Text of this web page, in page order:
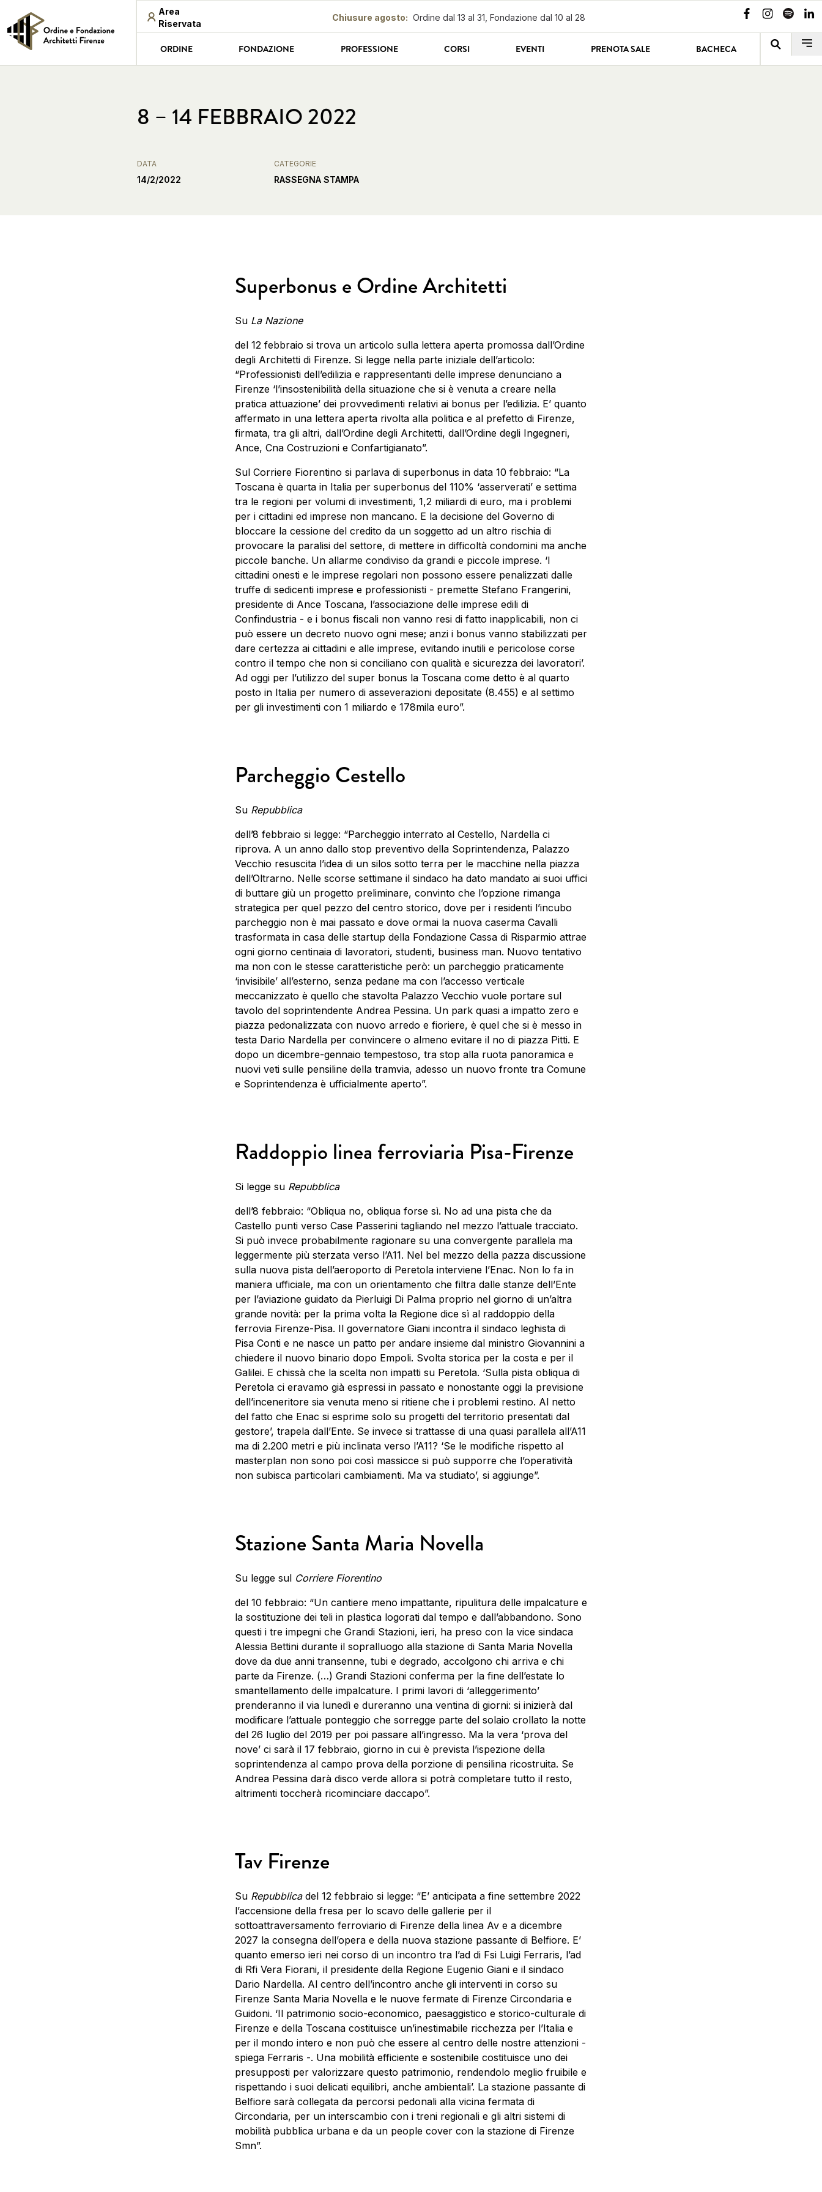
Area
Riservata
Chiusure agosto: Ordine dal 13 al 31, Fondazione dal 10 al 28
ORDINE FONDAZIONE PROFESSIONE CORSI EVENTI PRENOTA SALE BACHECA
8 – 14 FEBBRAIO 2022
DATA
14/2/2022
CATEGORIE
RASSEGNA STAMPA
Superbonus e Ordine Architetti
Su La Nazione
del 12 febbraio si trova un articolo sulla lettera aperta promossa dall’Ordine
degli Architetti di Firenze. Si legge nella parte iniziale dell’articolo:
“Professionisti dell’edilizia e rappresentanti delle imprese denunciano a
Firenze ‘l’insostenibilità della situazione che si è venuta a creare nella
pratica attuazione’ dei provvedimenti relativi ai bonus per l’edilizia. E’ quanto
affermato in una lettera aperta rivolta alla politica e al prefetto di Firenze,
firmata, tra gli altri, dall’Ordine degli Architetti, dall’Ordine degli Ingegneri,
Ance, Cna Costruzioni e Confartigianato”.
Sul Corriere Fiorentino si parlava di superbonus in data 10 febbraio: “La
Toscana è quarta in Italia per superbonus del 110% ‘asserverati’ e settima
tra le regioni per volumi di investimenti, 1,2 miliardi di euro, ma i problemi
per i cittadini ed imprese non mancano. E la decisione del Governo di
bloccare la cessione del credito da un soggetto ad un altro rischia di
provocare la paralisi del settore, di mettere in difficoltà condomini ma anche
piccole banche. Un allarme condiviso da grandi e piccole imprese. ‘I
cittadini onesti e le imprese regolari non possono essere penalizzati dalle
truffe di sedicenti imprese e professionisti - premette Stefano Frangerini,
presidente di Ance Toscana, l’associazione delle imprese edili di
Confindustria - e i bonus fiscali non vanno resi di fatto inapplicabili, non ci
può essere un decreto nuovo ogni mese; anzi i bonus vanno stabilizzati per
dare certezza ai cittadini e alle imprese, evitando inutili e pericolose corse
contro il tempo che non si conciliano con qualità e sicurezza dei lavoratori’.
Ad oggi per l’utilizzo del super bonus la Toscana come detto è al quarto
posto in Italia per numero di asseverazioni depositate (8.455) e al settimo
per gli investimenti con 1 miliardo e 178mila euro”.
Parcheggio Cestello
Su Repubblica
dell’8 febbraio si legge: “Parcheggio interrato al Cestello, Nardella ci
riprova. A un anno dallo stop preventivo della Soprintendenza, Palazzo
Vecchio resuscita l’idea di un silos sotto terra per le macchine nella piazza
dell’Oltrarno. Nelle scorse settimane il sindaco ha dato mandato ai suoi uffici
di buttare giù un progetto preliminare, convinto che l’opzione rimanga
strategica per quel pezzo del centro storico, dove per i residenti l’incubo
parcheggio non è mai passato e dove ormai la nuova caserma Cavalli
trasformata in casa delle startup della Fondazione Cassa di Risparmio attrae
ogni giorno centinaia di lavoratori, studenti, business man. Nuovo tentativo
ma non con le stesse caratteristiche però: un parcheggio praticamente
‘invisibile’ all’esterno, senza pedane ma con l’accesso verticale
meccanizzato è quello che stavolta Palazzo Vecchio vuole portare sul
tavolo del soprintendente Andrea Pessina. Un park quasi a impatto zero e
piazza pedonalizzata con nuovo arredo e fioriere, è quel che si è messo in
testa Dario Nardella per convincere o almeno evitare il no di piazza Pitti. E
dopo un dicembre-gennaio tempestoso, tra stop alla ruota panoramica e
nuovi veti sulle pensiline della tramvia, adesso un nuovo fronte tra Comune
e Soprintendenza è ufficialmente aperto”.
Raddoppio linea ferroviaria Pisa-Firenze
Si legge su Repubblica
dell’8 febbraio: “Obliqua no, obliqua forse sì. No ad una pista che da
Castello punti verso Case Passerini tagliando nel mezzo l’attuale tracciato.
Si può invece probabilmente ragionare su una convergente parallela ma
leggermente più sterzata verso l’A11. Nel bel mezzo della pazza discussione
sulla nuova pista dell’aeroporto di Peretola interviene l’Enac. Non lo fa in
maniera ufficiale, ma con un orientamento che filtra dalle stanze dell’Ente
per l’aviazione guidato da Pierluigi Di Palma proprio nel giorno di un’altra
grande novità: per la prima volta la Regione dice sì al raddoppio della
ferrovia Firenze-Pisa. Il governatore Giani incontra il sindaco leghista di
Pisa Conti e ne nasce un patto per andare insieme dal ministro Giovannini a
chiedere il nuovo binario dopo Empoli. Svolta storica per la costa e per il
Galilei. E chissà che la scelta non impatti su Peretola. ‘Sulla pista obliqua di
Peretola ci eravamo già espressi in passato e nonostante oggi la previsione
dell’inceneritore sia venuta meno si ritiene che i problemi restino. Al netto
del fatto che Enac si esprime solo su progetti del territorio presentati dal
gestore’, trapela dall’Ente. Se invece si trattasse di una quasi parallela all’A11
ma di 2.200 metri e più inclinata verso l’A11? ‘Se le modifiche rispetto al
masterplan non sono poi così massicce si può supporre che l’operatività
non subisca particolari cambiamenti. Ma va studiato’, si aggiunge”.
Stazione Santa Maria Novella
Su legge sul Corriere Fiorentino
del 10 febbraio: “Un cantiere meno impattante, ripulitura delle impalcature e
la sostituzione dei teli in plastica logorati dal tempo e dall’abbandono. Sono
questi i tre impegni che Grandi Stazioni, ieri, ha preso con la vice sindaca
Alessia Bettini durante il sopralluogo alla stazione di Santa Maria Novella
dove da due anni transenne, tubi e degrado, accolgono chi arriva e chi
parte da Firenze. (…) Grandi Stazioni conferma per la fine dell’estate lo
smantellamento delle impalcature. I primi lavori di ‘alleggerimento’
prenderanno il via lunedì e dureranno una ventina di giorni: si inizierà dal
modificare l’attuale ponteggio che sorregge parte del solaio crollato la notte
del 26 luglio del 2019 per poi passare all’ingresso. Ma la vera ‘prova del
nove’ ci sarà il 17 febbraio, giorno in cui è prevista l’ispezione della
soprintendenza al campo prova della porzione di pensilina ricostruita. Se
Andrea Pessina darà disco verde allora si potrà completare tutto il resto,
altrimenti toccherà ricominciare daccapo”.
Tav Firenze
Su Repubblicadel 12 febbraio si legge: “E’ anticipata a fine settembre 2022
l’accensione della fresa per lo scavo delle gallerie per il
sottoattraversamento ferroviario di Firenze della linea Av e a dicembre
2027 la consegna dell’opera e della nuova stazione passante di Belfiore. E’
quanto emerso ieri nei corso di un incontro tra l’ad di Fsi Luigi Ferraris, l’ad
di Rfi Vera Fiorani, il presidente della Regione Eugenio Giani e il sindaco
Dario Nardella. Al centro dell’incontro anche gli interventi in corso su
Firenze Santa Maria Novella e le nuove fermate di Firenze Circondaria e
Guidoni. ‘Il patrimonio socio-economico, paesaggistico e storico-culturale di
Firenze e della Toscana costituisce un’inestimabile ricchezza per l’Italia e
per il mondo intero e non può che essere al centro delle nostre attenzioni -
spiega Ferraris -. Una mobilità efficiente e sostenibile costituisce uno dei
presupposti per valorizzare questo patrimonio, rendendolo meglio fruibile e
rispettando i suoi delicati equilibri, anche ambientali’. La stazione passante di
Belfiore sarà collegata da percorsi pedonali alla vicina fermata di
Circondaria, per un interscambio con i treni regionali e gli altri sistemi di
mobilità pubblica urbana e da un people cover con la stazione di Firenze
Smn”.